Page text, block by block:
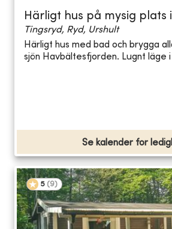
Härligt hus på mysig plats
Tingsryd, Ryd, Urshult
Härligt hus med bad och brygga
sjön Havbältesfjorden. Lugnt läge i
Se kalender for
5 (9)